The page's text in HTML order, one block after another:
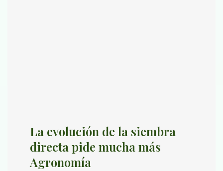
La evolución de la siembra
directa pide mucha más
Agronomía